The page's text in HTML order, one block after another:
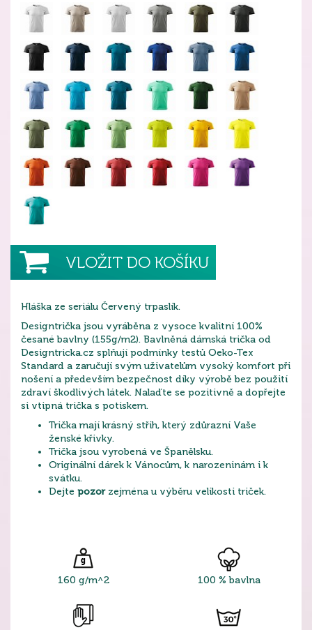
VLOŽIT DO KOŠÍKU
Hláška ze seriálu Červený trpaslík.
Designtrička jsou vyráběna z vysoce kvalitní 100%
česané bavlny (155g/m2). Bavlněná dámská trička od
Designtricka.cz splňují podmínky testů Oeko-Tex
Standard a zaručují svým uživatelům vysoký komfort při
nošení a především bezpečnost díky výrobě bez použití
zdraví škodlivých látek. Nalaďte se pozitivně a dopřejte
si vtipná trička s potiskem.
Trička mají krásný střih, který zdůrazní Vaše
ženské křivky.
Trička jsou vyrobená ve Španělsku.
Originální dárek k Vánocům, k narozeninám i k
svátku.
Dejte pozorzejména u výběru velikosti triček.
160 g/m^2 100 % bavlna